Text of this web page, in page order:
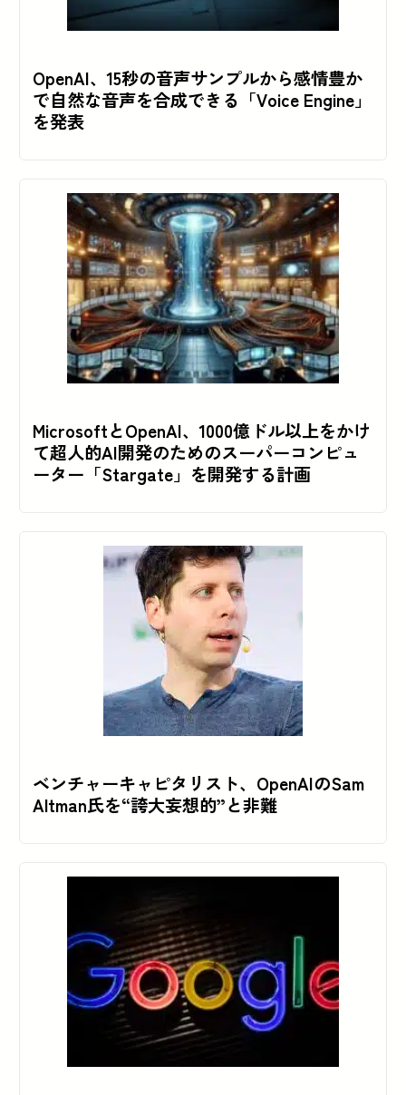
OpenAI、15秒の音声サンプルから感情豊か
で自然な音声を合成できる「Voice Engine」
を発表
MicrosoftとOpenAI、1000億ドル以上をかけ
て超人的AI開発のためのスーパーコンピュ
ーター「Stargate」を開発する計画
ベンチャーキャピタリスト、OpenAIのSam
Altman氏を“誇大妄想的”と非難